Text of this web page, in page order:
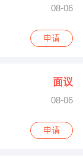
08-06
申请
面议
08-06
发区高新路22号
申请